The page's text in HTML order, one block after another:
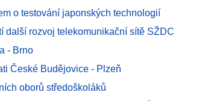
o testování japonských technologií
další rozvoj telekomunikační sítě SŽDC
- Brno
České Budějovice - Plzeň
oborů středoškoláků